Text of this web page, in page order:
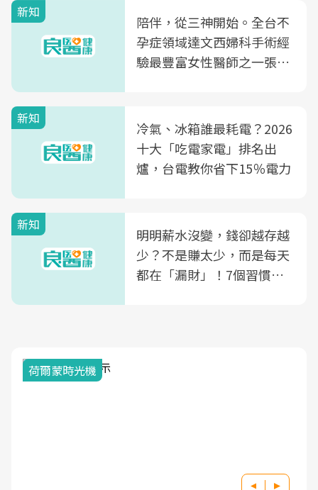
新知
陪伴，從三神開始。全台不
孕症領域達文西婦科手術經
驗最豐富女性醫師之一張永
光田醫院建構360度女性健
康照護生態圈
新知
冷氣、冰箱誰最耗電？2026
十大「吃電家電」排名出
爐，台電教你省下15％電力
新知
明明薪水沒變，錢卻越存越
少？不是賺太少，而是每天
都在「漏財」！7個習慣一
荷爾蒙時光機